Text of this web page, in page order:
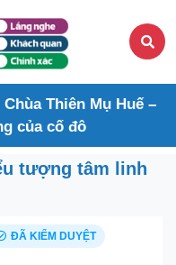
Chùa Thiên Mụ Huế –
của cố đô
tượng tâm linh
ĐÃ KIỂM DUYỆT